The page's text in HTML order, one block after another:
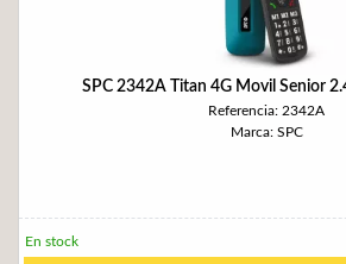
SPC 2342A Titan 4G Movil Senior
Referencia: 2342A
Marca: SPC
En stock